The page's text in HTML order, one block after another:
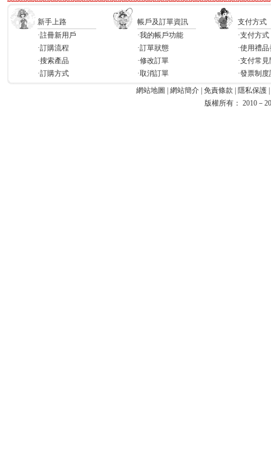
新手上路 帳戶及訂單資訊
支付方式
·註冊新用戶
·訂購流程
·搜索產品
·訂購方式
·我的帳戶功能
·訂單狀態
·修改訂單
·取消訂單
·支付方式
·使用禮品
·支付常
·發票制
網站地圖
網站簡介 免責條款 隱私保護
版權所有： 2010－